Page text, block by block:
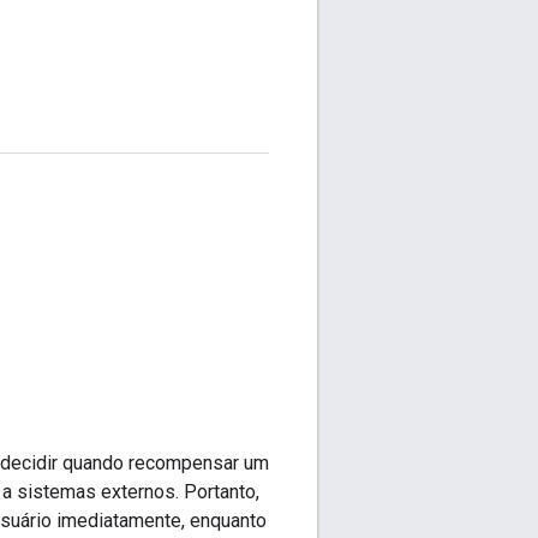
quando recompensar um
sistemas externos. Portanto,
imediatamente, enquanto